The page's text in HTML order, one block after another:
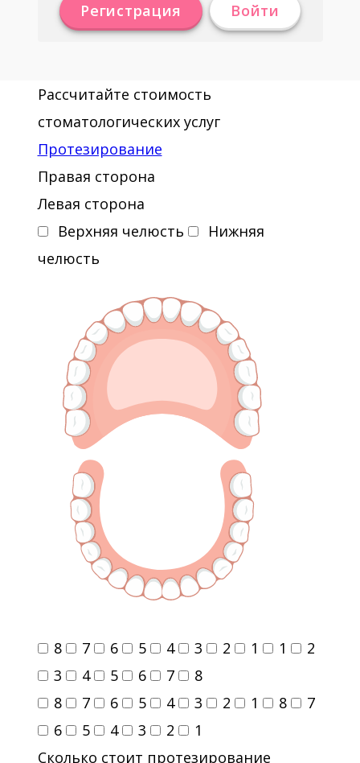
Регистрация Войти
Рассчитайте стоимость
стоматологических услуг
Протезирование
Правая сторона
Левая сторона
Верхняя челюсть
Нижняя
челюсть
8 7 6 5 4 3 2 1 1
2
3
4 5 6 7
8
8
7 6 5 4 3 2 1 8
7
6
5 4 3 2
1
Сколько стоит протезирование